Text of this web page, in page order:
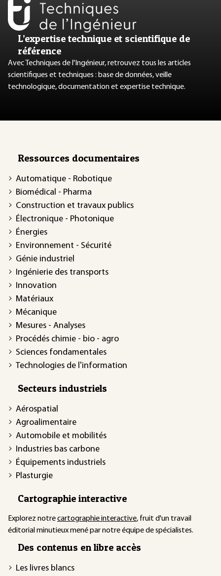
L’expertise technique et scientifique de
référence
Avec Techniques de l'Ingénieur, retrouvez tous les articles
scientifiques et techniques : base de données, veille
technologique, documentation et expertise technique.
Ressources documentaires
Automatique - Robotique
Biomédical - Pharma
Construction et travaux publics
Électronique - Photonique
Énergies
Environnement - Sécurité
Génie industriel
Ingénierie des transports
Innovation
Matériaux
Mécanique
Mesures - Analyses
Procédés chimie - bio - agro
Sciences fondamentales
Technologies de l'information
Secteurs industriels
Aérospatial
Agroalimentaire
Automobile et mobilités
Industries bas carbone
Équipements industriels
Plasturgie
Cartographie interactive
Explorez notrecartographie interactive, fruit d'un travail
éditorial minutieux mené par notre équipe de spécialistes.
Des contenus en libre accès
Les livres blancs